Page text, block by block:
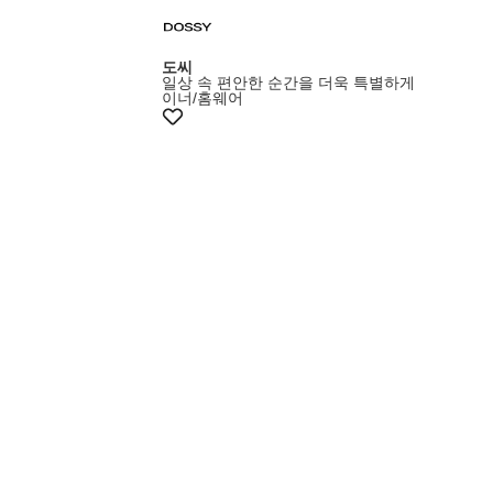
도씨
일상 속 편안한 순간을 더욱 특별하게
이너/홈웨어